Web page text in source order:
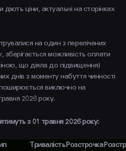
ціни, актуальні на сторінках
на один з перелічених
зберігається можливість оплати
що діяла до підвищення)
днів з моменту набуття чинності
виключно на
2026 року.
з 01 травня 2026 року:
ТривалістьРозстрочка